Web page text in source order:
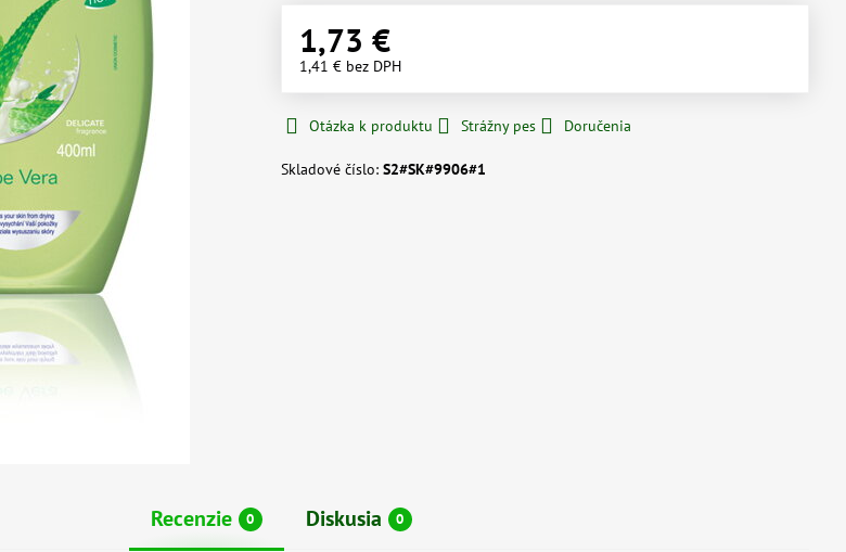
1,73 €
1,41 € bez DPH
Otázka k produktu Strážny pes Doručenia
Skladové číslo:S2#SK#9906#1
Recenzie 0 Diskusia 0